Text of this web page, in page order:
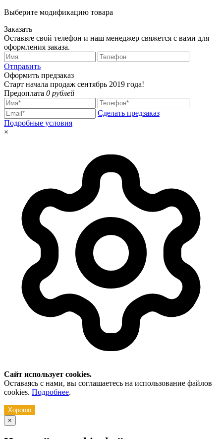
Выберите модификацию товара
Заказать
Оставьте свой телефон и наш менеджер свяжется с вами для
оформления заказа.
Отправить
Оформить предзаказ
Старт начала продаж сентябрь 2019 года!
Предоплата 0 рублей
Сделать предзаказ
Подробные условия
×
Сайт использует cookies.
Оставаясь с нами, вы соглашаетесь на использование файлов
cookies. Подробнее.
Хорошо
×